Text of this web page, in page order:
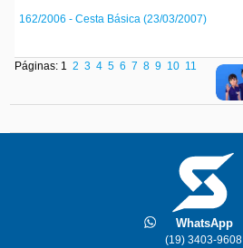
162/2006 - Cesta Básica (23/03/2007)
Páginas: 1 2 3 4 5 6 7 8 9 10 11
WhatsApp
(19) 3403-9608